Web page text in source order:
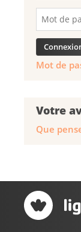
Mot de
Votre
Que